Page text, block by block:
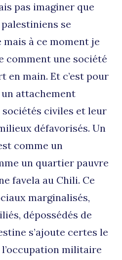
pas imaginer que
se
à ce moment je
comment une société
en main. Et c’est pour
un attachement
civiles et leur
défavorisés. Un
comme un
un quartier pauvre
favela au Chili. Ce
marginalisés,
dépossédés de
s’ajoute certes le
militaire